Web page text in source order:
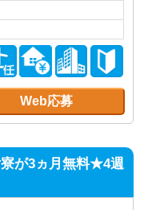
Web応募
寮が3ヵ月無料★4週